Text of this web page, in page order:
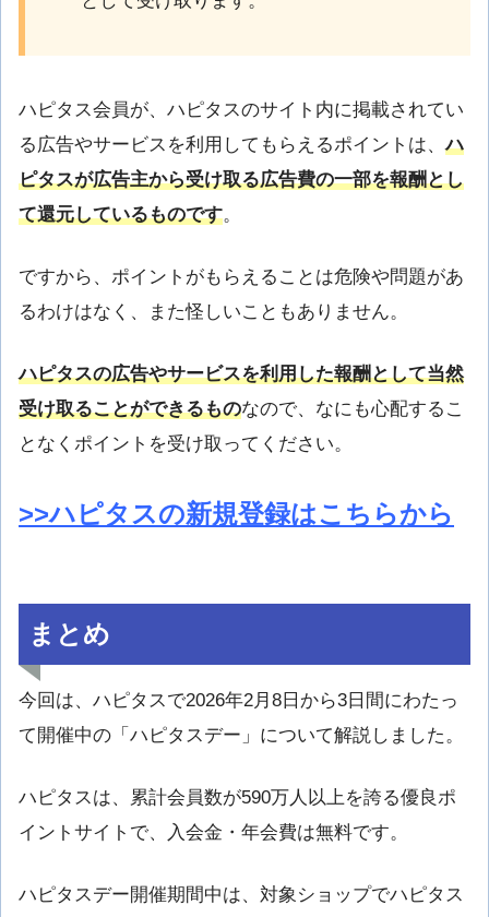
ハピタス会員が、ハピタスのサイト内に掲載されてい
る広告やサービスを利用してもらえるポイントは、ハ
ピタスが広告主から受け取る広告費の一部を報酬とし
て還元しているものです。
ですから、ポイントがもらえることは危険や問題があ
るわけはなく、また怪しいこともありません。
ハピタスの広告やサービスを利用した報酬として当然
受け取ることができるものなので、なにも心配するこ
となくポイントを受け取ってください。
>>ハピタスの新規登録はこちらから
まとめ
今回は、ハピタスで2026年2月8日から3日間にわたっ
て開催中の「ハピタスデー」について解説しました。
ハピタスは、累計会員数が590万人以上を誇る優良ポ
イントサイトで、入会金・年会費は無料です。
ハピタスデー開催期間中は、対象ショップでハピタス